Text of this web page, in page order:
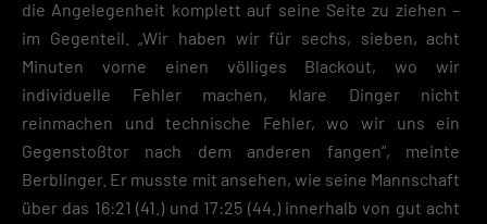
die Angelegenheit komplett auf seine Seite zu ziehen –
im Gegenteil. „Wir haben wir für sechs, sieben, acht
Minuten vorne einen völliges Blackout, wo wir
individuelle Fehler machen, klare Dinger nicht
reinmachen und technische Fehler, wo wir uns ein
Gegenstoßtor nach dem anderen fangen“, meinte
Berblinger. Er musste mit ansehen, wie seine Mannschaft
über das 16:21 (41.) und 17:25 (44.) innerhalb von gut acht